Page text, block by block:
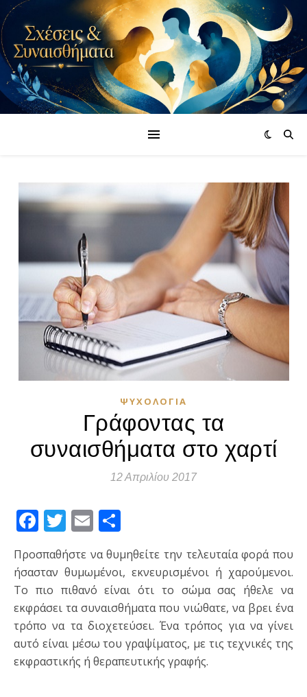
ΨΥΧΟΛΟΓΊΑ
Γράφοντας τα
συναισθήματα στο χαρτί
12 Απριλίου 2017
Facebook
Twitter
Email
Προσπαθήστε να θυμηθείτε την τελευταία φορά που
ήσασταν θυμωμένοι, εκνευρισμένοι ή χαρούμενοι.
Το πιο πιθανό είναι ότι το σώμα σας ήθελε να
εκφράσει τα συναισθήματα που νιώθατε, να βρει ένα
τρόπο να τα διοχετεύσει. Ένα τρόπος για να γίνει
αυτό είναι μέσω του γραψίματος, με τις τεχνικές της
εκφραστικής ή θεραπευτικής γραφής.